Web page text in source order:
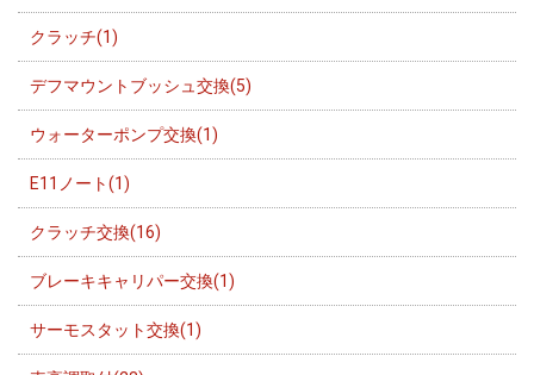
クラッチ(1)
デフマウントブッシュ交換(5)
ウォーターポンプ交換(1)
E11ノート(1)
クラッチ交換(16)
ブレーキキャリパー交換(1)
サーモスタット交換(1)